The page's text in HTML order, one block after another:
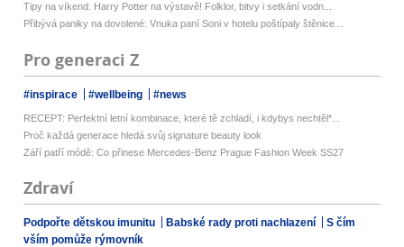
Tipy na víkend: Harry Potter na výstavě! Folklor, bitvy i setkání vodn...
Přibývá paniky na dovolené: Vnuka paní Soni v hotelu poštípaly štěnice...
Pro generaci Z
#inspirace #wellbeing #news
RECEPT: Perfektní letní kombinace, které tě zchladí, i kdybys nechtěl*...
Proč každá generace hledá svůj signature beauty look
Září patří módě: Co přinese Mercedes-Benz Prague Fashion Week SS27
Zdraví
Podpořte dětskou imunitu Babské rady proti nachlazení
S čím
vším pomůže rýmovník